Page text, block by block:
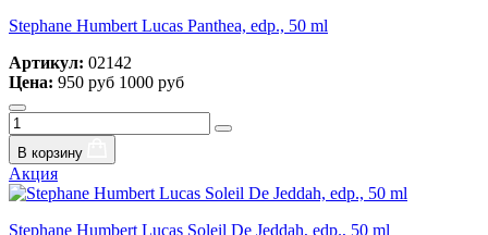
Stephane Humbert Lucas Panthea, edp., 50 ml
Артикул: 02142
Цена: 950 руб 1000 руб
В корзину
Акция
Stephane Humbert Lucas Soleil De Jeddah, edp., 50 ml